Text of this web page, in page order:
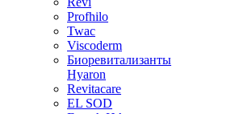
Profhilo
Twac
Viscoderm
Биоревитализанты
Hyaron
Revitacare
EL SOD